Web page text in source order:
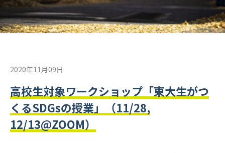
2020年11月09日
高校生対象ワークショップ「東大生がつ
くるSDGsの授業」（11/28,
12/13@ZOOM）